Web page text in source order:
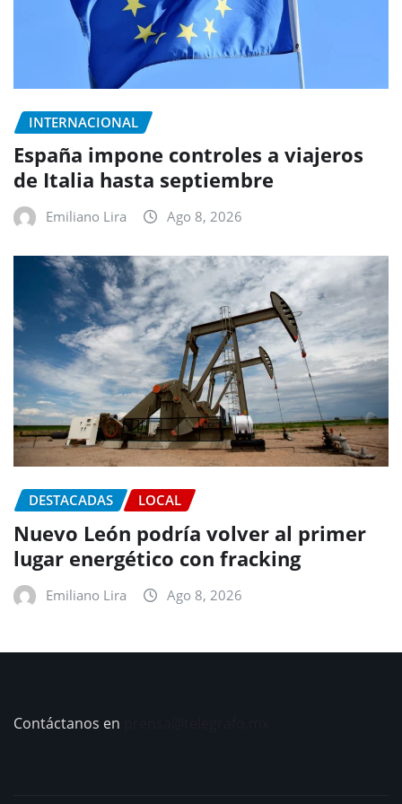
INTERNACIONAL
España impone controles a viajeros
de Italia hasta septiembre
Emiliano Lira Ago 8, 2026
DESTACADAS LOCAL
Nuevo León podría volver al primer
lugar energético con fracking
Emiliano Lira Ago 8, 2026
Contáctanos en